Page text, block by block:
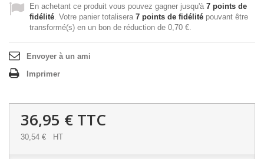
En achetant ce produit vous pouvez gagner jusqu'à 7 points de
fidélité. Votre panier totalisera 7 points de fidélité pouvant être
transformé(s) en un bon de réduction de 0,70 €.
Envoyer à un ami
Imprimer
36,95 € TTC
30,54 € HT